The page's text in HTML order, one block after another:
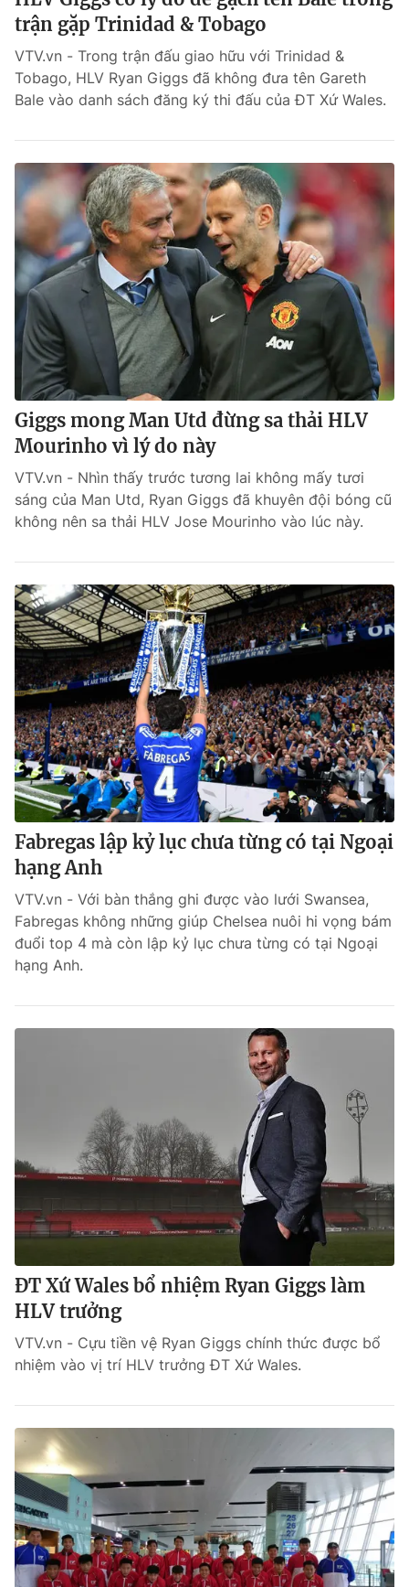
trận gặp Trinidad & Tobago
VTV.vn - Trong trận đấu giao hữu với Trinidad &
Tobago, HLV Ryan Giggs đã không đưa tên Gareth
Bale vào danh sách đăng ký thi đấu của ĐT Xứ Wales.
Giggs mong Man Utd đừng sa thải HLV
Mourinho vì lý do này
VTV.vn - Nhìn thấy trước tương lai không mấy tươi
sáng của Man Utd, Ryan Giggs đã khuyên đội bóng cũ
không nên sa thải HLV Jose Mourinho vào lúc này.
Fabregas lập kỷ lục chưa từng có tại Ngoại
hạng Anh
VTV.vn - Với bàn thắng ghi được vào lưới Swansea,
Fabregas không những giúp Chelsea nuôi hi vọng bám
đuổi top 4 mà còn lập kỷ lục chưa từng có tại Ngoại
hạng Anh.
ĐT Xứ Wales bổ nhiệm Ryan Giggs làm
HLV trưởng
VTV.vn - Cựu tiền vệ Ryan Giggs chính thức được bổ
nhiệm vào vị trí HLV trưởng ĐT Xứ Wales.